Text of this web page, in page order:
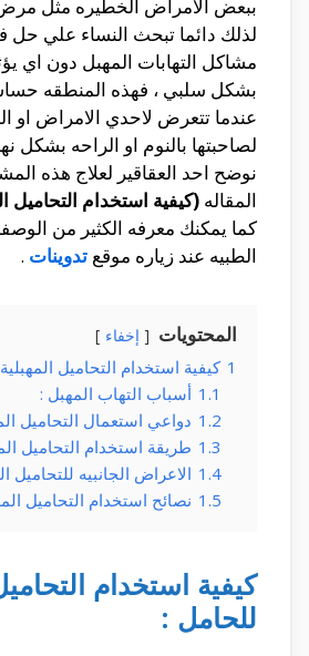
ببعض الامراض الخطيره مثل
لذلك دائما تبحث النساء علي
مشاكل التهابات المهبل دون اي
بشكل سلبي ، فهذه المنطقه
عندما تتعرض لاحدي الامراض او
لصاحبتها بالنوم او الراحه بشكل
نوضح احد العقاقير لعلاج هذه
المقاله (كيفية استخدام التحاميل
كما يمكنك معرفه الكثير من
الطبيه عند زياره موقع تدوينات .
المحتويات إخفاء
1 كيفية استخدام التحاميل
1.1 أسباب التهاب المهبل :
1.2 دواعي استعمال التحاميل
1.3 طريقة استخدام التحاميل
1.4 الاعراض الجانبيه للتحاميل
1.5 نصائح استخدام التحاميل
كيفية استخدام
للحامل :